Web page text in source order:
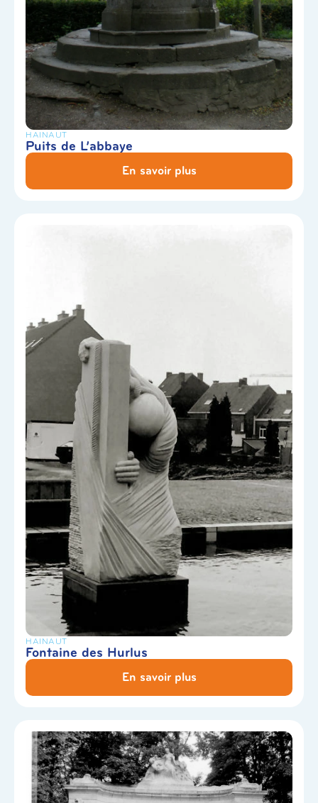
HAINAUT
Puits de L’abbaye
En savoir plus
HAINAUT
Fontaine des Hurlus
En savoir plus